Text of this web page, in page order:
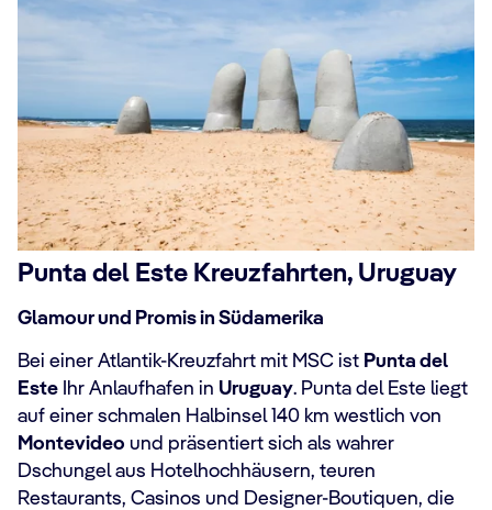
Punta del Este Kreuzfahrten, Uruguay
Glamour und Promis in Südamerika
Bei einer Atlantik-Kreuzfahrt mit MSC ist Punta del
Este Ihr Anlaufhafen in Uruguay. Punta del Este liegt
auf einer schmalen Halbinsel 140 km westlich von
Montevideo und präsentiert sich als wahrer
Dschungel aus Hotelhochhäusern, teuren
Restaurants, Casinos und Designer-Boutiquen, die